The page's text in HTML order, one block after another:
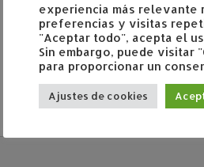
experiencia más relevante
preferencias y visitas
"Aceptar todo", acepta el
Sin embargo, puede visitar
para proporcionar un
Ajustes de cookies